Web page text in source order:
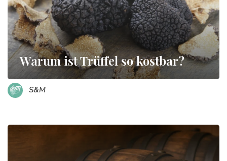
Warum ist Trüffel so kostbar?
S&M